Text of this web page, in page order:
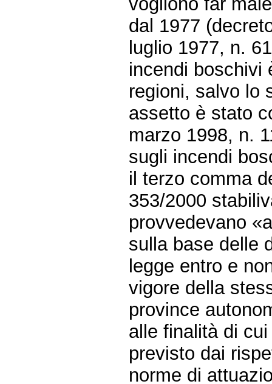
dal 1977
luglio 1977, n.
incendi boschivi
regioni, salvo lo
assetto è stato
marzo 1998, n.
sugli incendi
il terzo comma
353/2000
provvedevano
sulla base delle
legge entro e
vigore della
province
alle finalità di
previsto dai
norme di